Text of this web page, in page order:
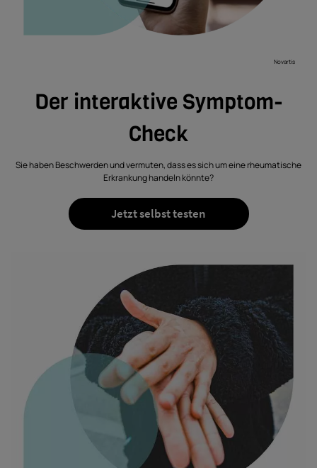
Novartis
Der interaktive Symptom-
Check
Sie haben Beschwerden und vermuten, dass es sich um eine rheumatische
Erkrankung handeln könnte?
Jetzt selbst testen